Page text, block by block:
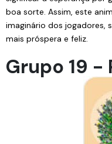
boa sorte. Assim, este
imaginário dos jogadores,
mais próspera e feliz.
Grupo 19 -